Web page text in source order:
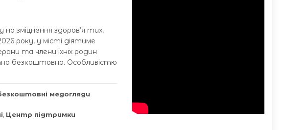
на зміцнення здоров’я тих,
року, у місті діятиме
та члени їхніх родин
безкоштовно. Особливістю
медогляди
Центр підтримки